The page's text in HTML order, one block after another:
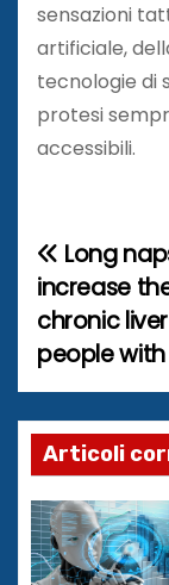
sensazioni
artificiale,
tecnologie di
protesi
accessibili.
N
a
v
i
g
a
z
Long
increase
chronic
people
Articoli